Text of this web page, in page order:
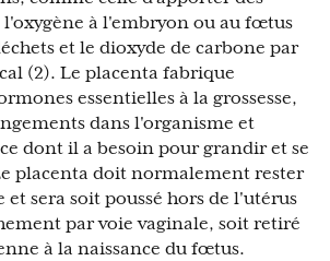
à l'embryon ou au fœtus
et le dioxyde de carbone par
(2). Le placenta fabrique
essentielles à la grossesse,
dans l'organisme et
dont il a besoin pour grandir et se
placenta doit normalement rester
et sera soit poussé hors de l'utérus
par voie vaginale, soit retiré
à la naissance du fœtus.